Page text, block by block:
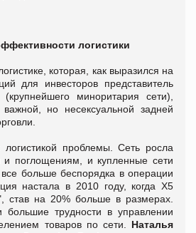
логистики
которая, как выразился на
для инвесторов представитель
миноритария сети),
но несексуальной задней
проблемы. Сеть росла
и поглощениям, и купленные сети
больше беспорядка в операции
настала в 2010 году, когда Х5
став на 20% больше в размерах.
большие трудности в управлении
товаров по сети. Наталья